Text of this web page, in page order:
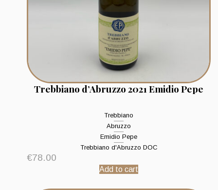
Trebbiano d’Abruzzo 2021 Emidio Pepe
Trebbiano
Abruzzo
Emidio Pepe
Trebbiano d'Abruzzo DOC
€78.00
Add to cart